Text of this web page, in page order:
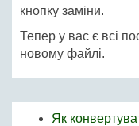
кнопку заміни.
Тепер у вас є всі
новому файлі.
Як